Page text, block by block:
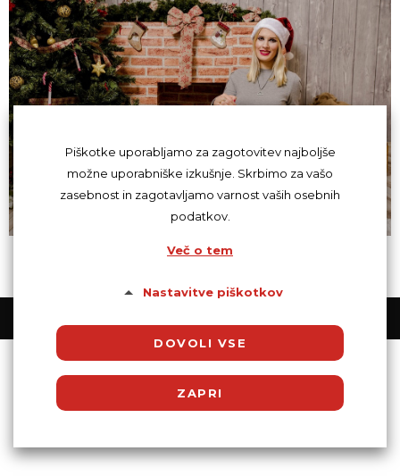
Piškotke uporabljamo za zagotovitev najboljše
možne uporabniške izkušnje. Skrbimo za vašo
zasebnost in zagotavljamo varnost vaših osebnih
podatkov.
Več o tem
Nastavitve piškotkov
DOVOLI VSE
ZAPRI
Potrebni